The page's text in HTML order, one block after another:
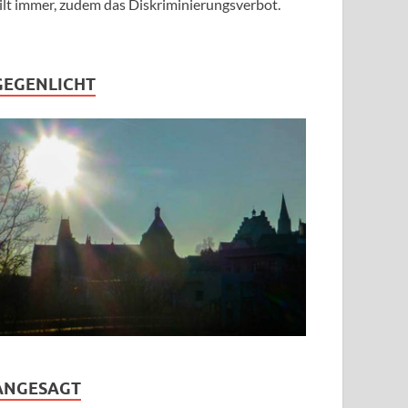
immer, zudem das Diskriminierungsverbot.